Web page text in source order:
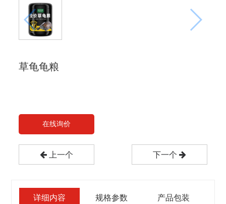
草龟龟粮
在线询价
上一个 下一个
详细内容 规格参数 产品包装